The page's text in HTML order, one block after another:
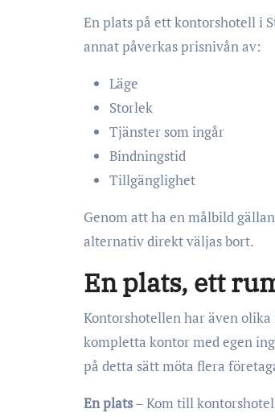
En plats på ett kontorshotell i
annat påverkas prisnivån av:
Läge
Storlek
Tjänster som ingår
Bindningstid
Tillgänglighet
Genom att ha en målbild
alternativ direkt väljas bort.
En plats, ett
Kontorshotellen har även
kompletta kontor med egen
på detta sätt möta flera
En plats– Kom till